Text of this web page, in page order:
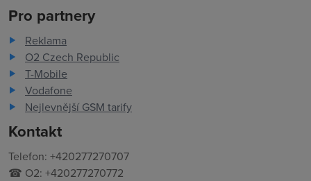
Pro partnery
Reklama
O2 Czech Republic
T-Mobile
Vodafone
Nejlevnější GSM tarify
Kontakt
Telefon: +420277270707
☎ O2: +420277270772